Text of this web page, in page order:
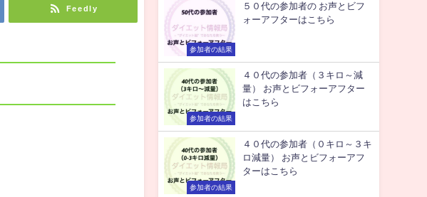
Feedly
参加者の結果
５０代の参加者の お声とビフ
ォーアフターはこちら
参加者の結果
４０代の参加者（３キロ～減
量） お声とビフォーアフター
はこちら
参加者の結果
４０代の参加者（０キロ～３キ
ロ減量） お声とビフォーアフ
ターはこちら